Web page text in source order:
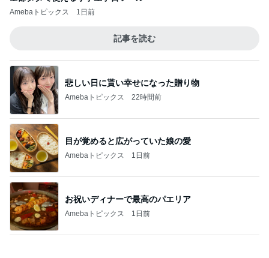
Amebaトピックス 21時間前
記事を読む
假屋崎省吾 にんにく6個分のもつ鍋
Amebaトピックス 22時間前
贅沢盛り合わせとぷりぷりの海老
Amebaトピックス 1日前
携帯にいきなり出てきた10年前
Amebaトピックス 1日前